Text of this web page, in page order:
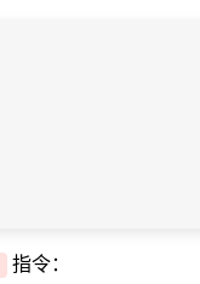
指令：